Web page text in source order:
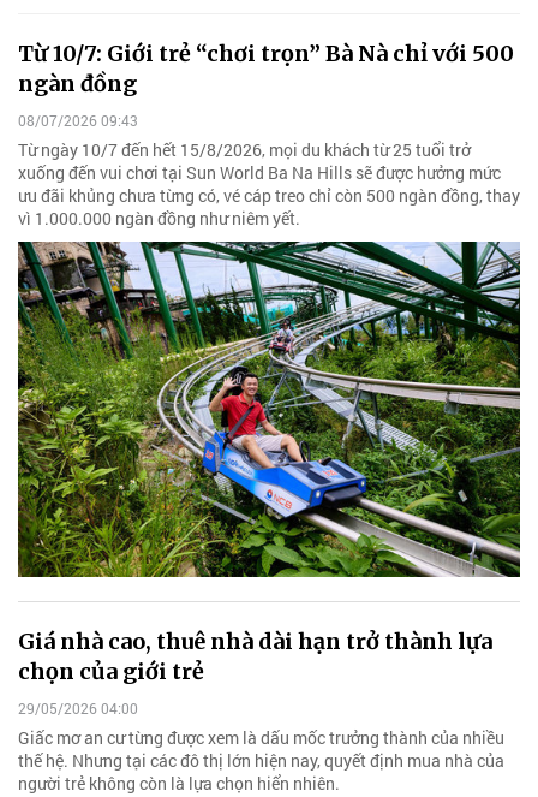
Từ 10/7: Giới trẻ “chơi trọn” Bà Nà chỉ với 500
ngàn đồng
08/07/2026 09:43
Từ ngày 10/7 đến hết 15/8/2026, mọi du khách từ 25 tuổi trở
xuống đến vui chơi tại Sun World Ba Na Hills sẽ được hưởng mức
ưu đãi khủng chưa từng có, vé cáp treo chỉ còn 500 ngàn đồng, thay
vì 1.000.000 ngàn đồng như niêm yết.
Giá nhà cao, thuê nhà dài hạn trở thành lựa
chọn của giới trẻ
29/05/2026 04:00
Giấc mơ an cư từng được xem là dấu mốc trưởng thành của nhiều
thế hệ. Nhưng tại các đô thị lớn hiện nay, quyết định mua nhà của
người trẻ không còn là lựa chọn hiển nhiên.